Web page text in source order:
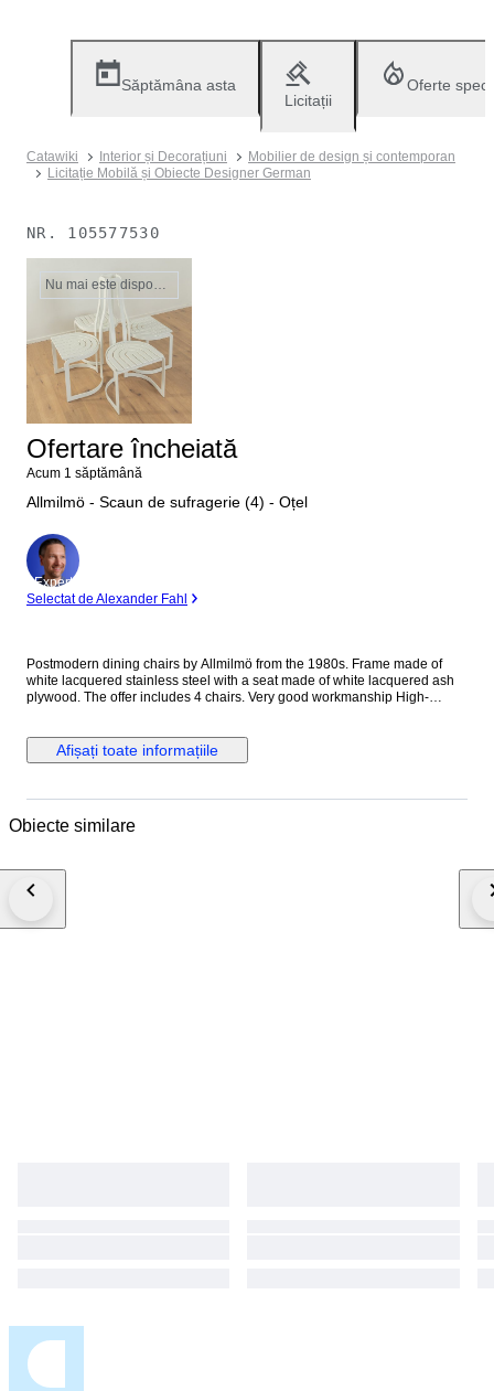
Săptămâna asta
Licitații
Oferte
Catawiki Interior și Decorațiuni
Mobilier de design și contemporan
Licitație Mobilă și Obiecte Designer German
NR. 105577530
Nu mai este disponibil
Ofertare încheiată
Acum 1 săptămână
Allmilmö - Scaun de sufragerie (4) - Oțel
Expert
Selectat de Alexander Fahl
Postmodern dining chairs by Allmilmö from the 1980s. Frame made of
white lacquered stainless steel with a seat made of white lacquered ash
plywood. The offer includes 4 chairs. Very good workmanship High-
condition with slight signs of use. Stripes, scratches, and small dents
present. Please note that the delivery time for the furniture is 2-5 weeks.
about the shipping costs for each city or location. We will inform you after
requires additional shipping costs.
Afișați toate informațiile
Obiecte similare